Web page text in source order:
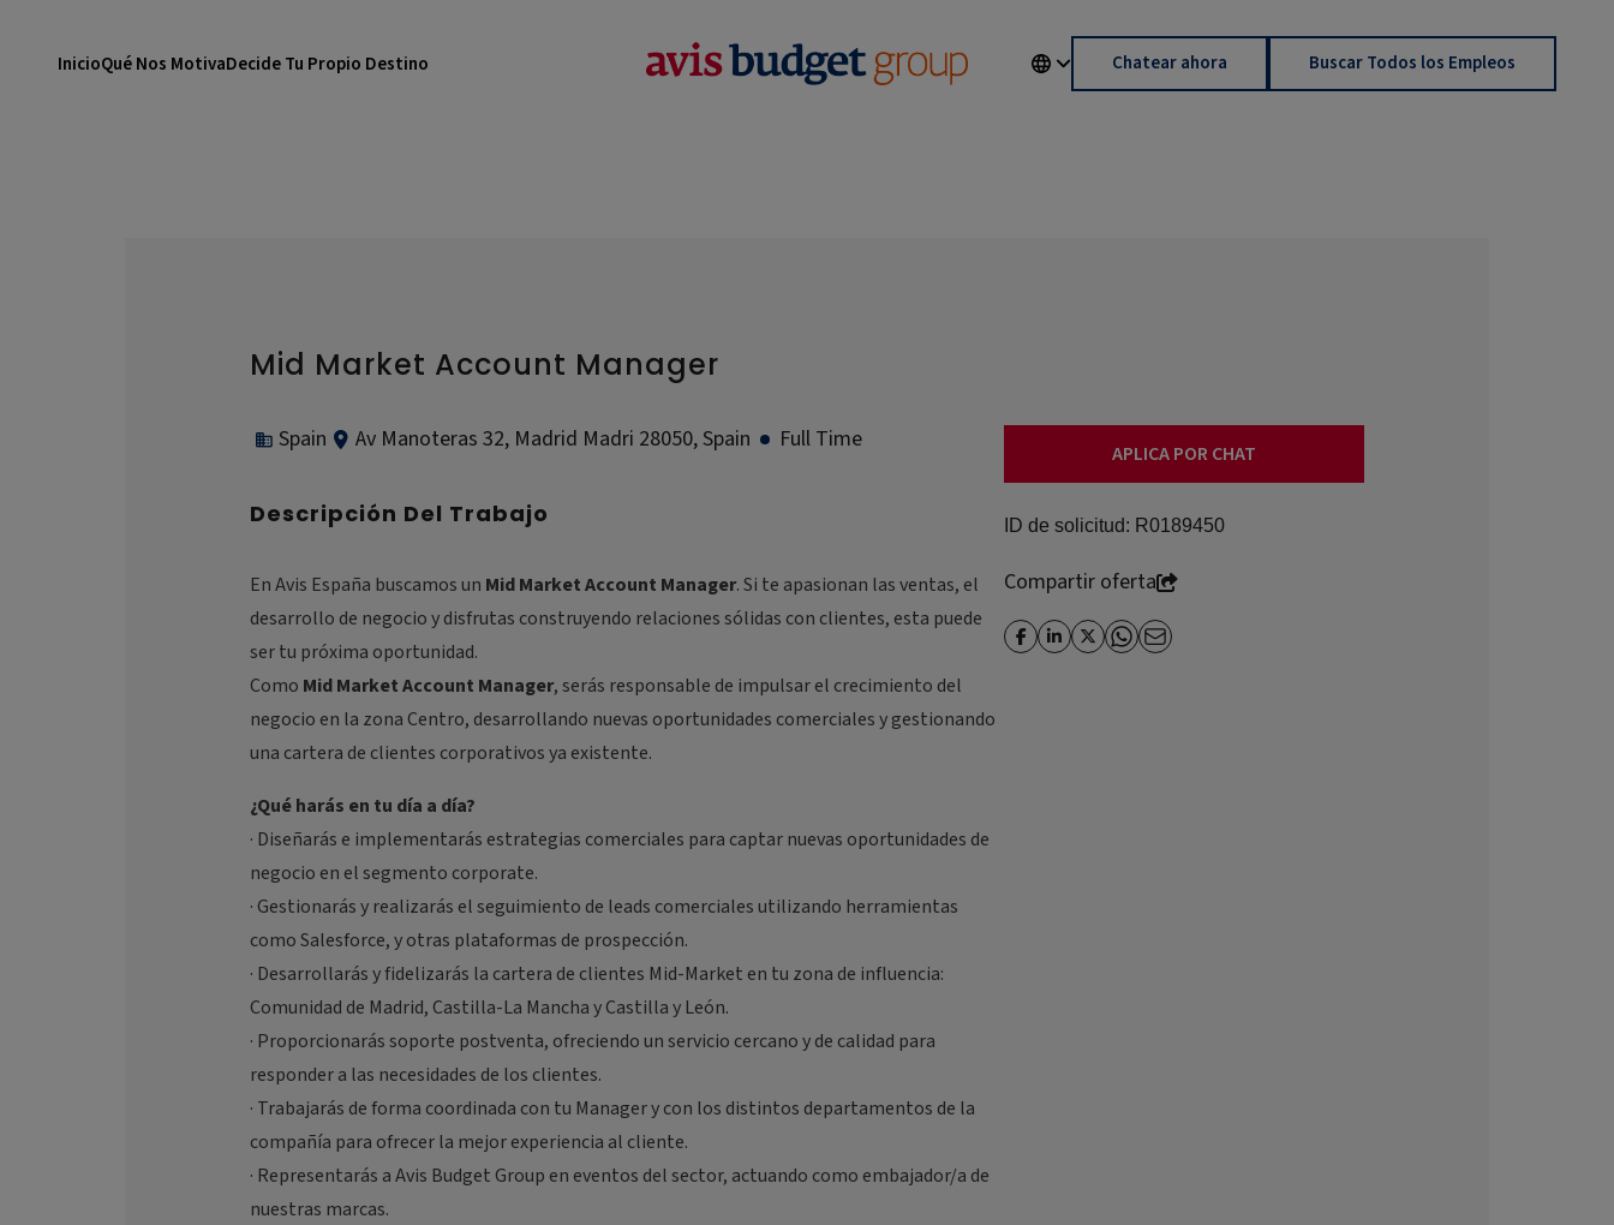
InicioQué Nos MotivaDecide Tu Propio Destino Chatear ahora Buscar Todos los Empleos
Mid Market Account Manager
Spain Av Manoteras 32, Madrid Madri 28050, Spain Full Time
Descripción Del Trabajo
En Avis España buscamos un Mid Market Account Manager. Si te apasionan las ventas, el
desarrollo de negocio y disfrutas construyendo relaciones sólidas con clientes, esta puede
ser tu próxima oportunidad.
Como Mid Market Account Manager, serás responsable de impulsar el crecimiento del
negocio en la zona Centro, desarrollando nuevas oportunidades comerciales y gestionando
una cartera de clientes corporativos ya existente.
¿Qué harás en tu día a día?
· Diseñarás e implementarás estrategias comerciales para captar nuevas oportunidades de
negocio en el segmento corporate.
· Gestionarás y realizarás el seguimiento de leads comerciales utilizando herramientas
como Salesforce, y otras plataformas de prospección.
· Desarrollarás y fidelizarás la cartera de clientes Mid-Market en tu zona de influencia:
Comunidad de Madrid, Castilla-La Mancha y Castilla y León.
· Proporcionarás soporte postventa, ofreciendo un servicio cercano y de calidad para
responder a las necesidades de los clientes.
· Trabajarás de forma coordinada con tu Manager y con los distintos departamentos de la
compañía para ofrecer la mejor experiencia al cliente.
· Representarás a Avis Budget Group en eventos del sector, actuando como embajador/a de
nuestras marcas.
APLICA POR CHAT
ID de solicitud: R0189450
Compartir oferta